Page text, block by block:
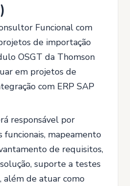
Funcional com
de importação
OSGT da Thomson
em projetos de
com ERP SAP
responsável por
funcionais, mapeamento
de requisitos,
suporte a testes
além de atuar como